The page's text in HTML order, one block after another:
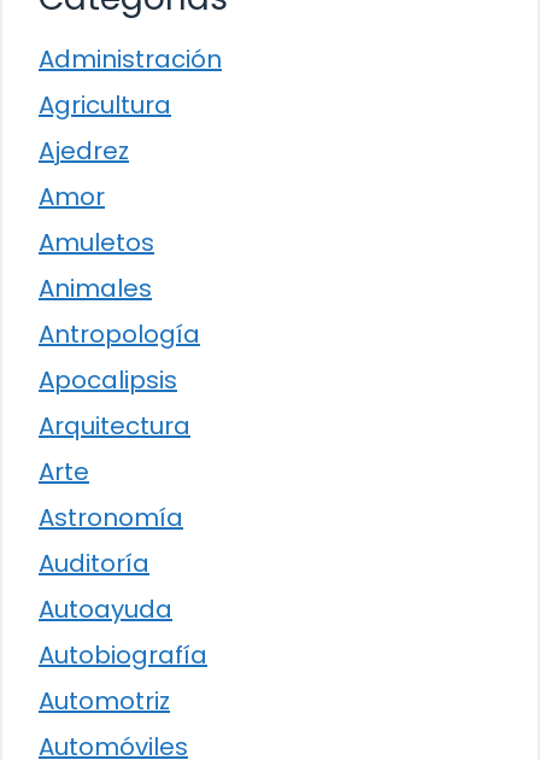
Administración
Agricultura
Ajedrez
Amor
Amuletos
Animales
Antropología
Apocalipsis
Arquitectura
Arte
Astronomía
Auditoría
Autoayuda
Autobiografía
Automotriz
Automóviles